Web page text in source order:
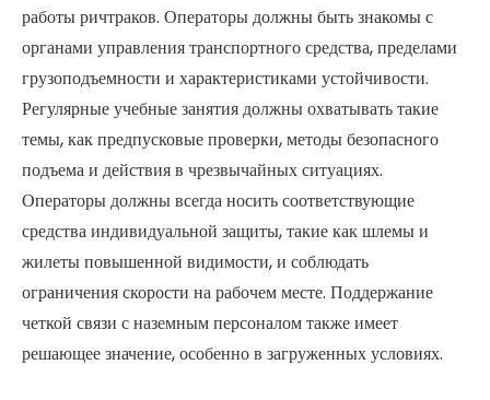
работы ричтраков. Операторы должны быть знакомы с
органами управления транспортного средства, пределами
грузоподъемности и характеристиками устойчивости.
Регулярные учебные занятия должны охватывать такие
темы, как предпусковые проверки, методы безопасного
подъема и действия в чрезвычайных ситуациях.
Операторы должны всегда носить соответствующие
средства индивидуальной защиты, такие как шлемы и
жилеты повышенной видимости, и соблюдать
ограничения скорости на рабочем месте. Поддержание
четкой связи с наземным персоналом также имеет
решающее значение, особенно в загруженных условиях.